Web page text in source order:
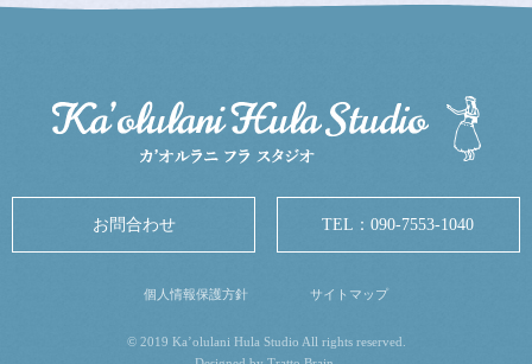
お問合わせ TEL：090-7553-1040
個人情報保護方針 サイトマップ
© 2019 Ka’olulani Hula Studio All rights reserved.